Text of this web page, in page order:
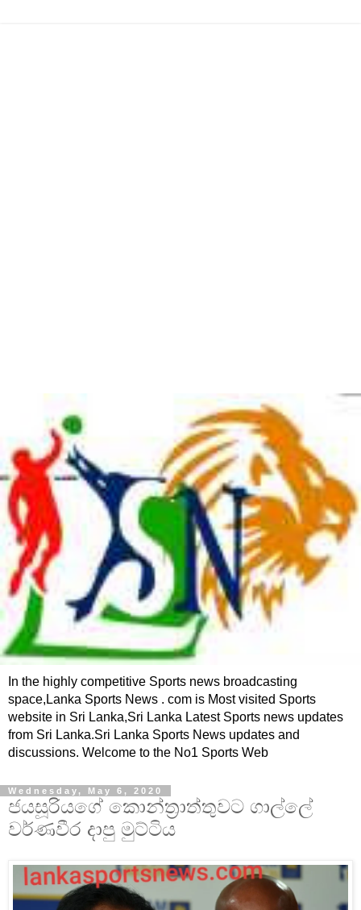
In the highly competitive Sports news broadcasting
space,Lanka Sports News . com is Most visited Sports
website in Sri Lanka,Sri Lanka Latest Sports news updates
from Sri Lanka.Sri Lanka Sports News updates and
discussions. Welcome to the No1 Sports Web
Wednesday, May 6, 2020
ජයසූරියගේ කොන්ත්‍රාත්තුවට ගාල්ලේ
වර්ණවීර දාපු මුට්ටිය